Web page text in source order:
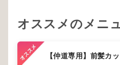
オススメのメニ
【仲道専用】前髪カ